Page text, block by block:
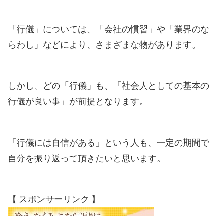
「行儀」については、「会社の慣習」や「業界のな
らわし」などにより、さまざまな物があります。
しかし、どの「行儀」も、「社会人としての基本の
行儀が良い事」が前提となります。
「行儀には自信がある」という人も、一定の期間で
自分を振り返って頂きたいと思います。
【 スポンサーリンク 】